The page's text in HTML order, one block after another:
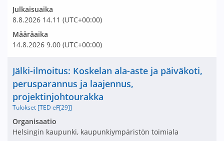
Julkaisuaika
8.8.2026 14.11 (UTC+00:00)
Määräaika
14.8.2026 9.00 (UTC+00:00)
Avaa tarjouspyyntö:
Organisaatio
Helsingin kaupunki, kaupunkiympäristön toimiala
Nimi ja selite
Jälki-ilmoitus: Koskelan ala-aste ja päiväkoti,
perusparannus ja laajennus,
projektinjohtourakka
Tulokset [TED eF[29]]